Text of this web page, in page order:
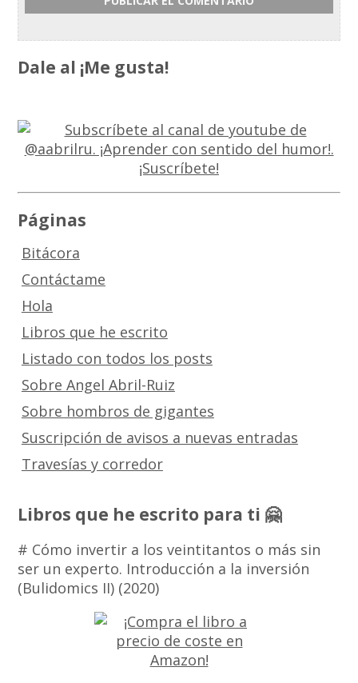
Dale al ¡Me gusta!
Páginas
Bitácora
Contáctame
Hola
Libros que he escrito
Listado con todos los posts
Sobre Angel Abril-Ruiz
Sobre hombros de gigantes
Suscripción de avisos a nuevas entradas
Travesías y corredor
Libros que he escrito para ti 🤗
# Cómo invertir a los veintitantos o más sin
ser un experto. Introducción a la inversión
(Bulidomics II) (2020)